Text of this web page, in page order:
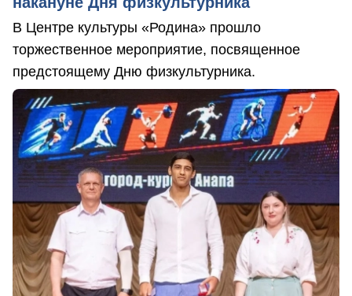
В Центре культуры «Родина» прошло
торжественное мероприятие, посвященное
предстоящему Дню физкультурника.